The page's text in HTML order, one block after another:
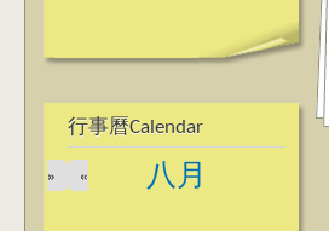
行事曆Calendar
八月
«
»